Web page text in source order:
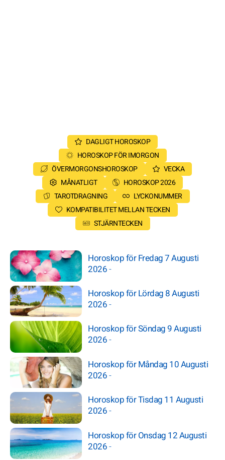
DAGLIGT HOROSKOP
HOROSKOP FÖR IMORGON
ÖVERMORGONSHOROSKOP
VECKA
MÅNATLIGT
HOROSKOP 2026
TAROTDRAGNING
LYCKONUMMER
KOMPATIBILITET MELLAN TECKEN
STJÄRNTECKEN
Horoskop för Fredag 7 Augusti
2026-
Horoskop för Lördag 8 Augusti
2026-
Horoskop för Söndag 9 Augusti
2026-
Horoskop för Måndag 10 Augusti
2026-
Horoskop för Tisdag 11 Augusti
2026-
Horoskop för Onsdag 12 Augusti
2026-